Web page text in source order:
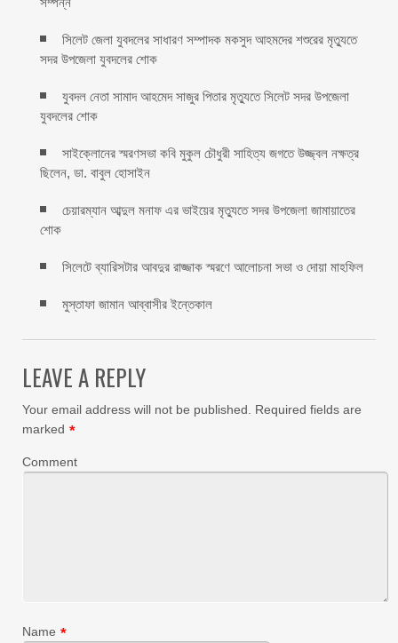
সিলেট জেলা যুবদলের সাধারণ সম্পাদক মকসুদ আহমদের শশুরের মৃত্যুতে
সদর উপজেলা যুবদলের শোক
যুবদল নেতা সামাদ আহমেদ সাজুর পিতার মৃত্যুতে সিলেট সদর উপজেলা
যুবদলের শোক
সাইক্লোনের স্মরণসভা কবি মুকুল চৌধুরী সাহিত্য জগতে উজ্জ্বল নক্ষত্র
ছিলেন, ডা. বাবুল হোসাইন
চেয়ারম্যান আব্দুল মনাফ এর ভাইয়ের মৃত্যুতে সদর উপজেলা জামায়াতের
শোক
সিলেটে ব্যারিসটার আবদুর রাজ্জাক স্মরণে আলোচনা সভা ও দোয়া মাহফিল
মুস্তাফা জামান আব্বাসীর ইন্তেকাল
LEAVE A REPLY
Your email address will not be published.
Required fields are
marked *
Comment
Name *